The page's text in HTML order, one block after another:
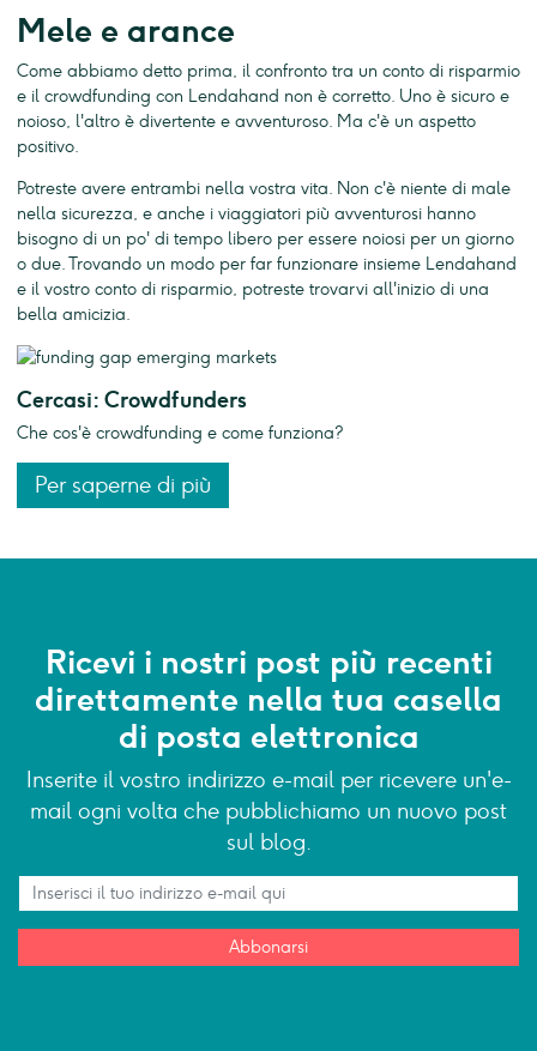
Mele e arance
Come abbiamo detto prima, il confronto tra un conto di risparmio
e il crowdfunding con Lendahand non è corretto. Uno è sicuro e
noioso, l'altro è divertente e avventuroso. Ma c'è un aspetto
positivo.
Potreste avere entrambi nella vostra vita. Non c'è niente di male
nella sicurezza, e anche i viaggiatori più avventurosi hanno
bisogno di un po' di tempo libero per essere noiosi per un giorno
o due. Trovando un modo per far funzionare insieme Lendahand
e il vostro conto di risparmio, potreste trovarvi all'inizio di una
bella amicizia.
Cercasi: Crowdfunders
Che cos'è crowdfunding e come funziona?
Per saperne di più
Ricevi i nostri post più recenti
direttamente nella tua casella
di posta elettronica
Inserite il vostro indirizzo e-mail per ricevere un'e-
mail ogni volta che pubblichiamo un nuovo post
sul blog.
Abbonarsi